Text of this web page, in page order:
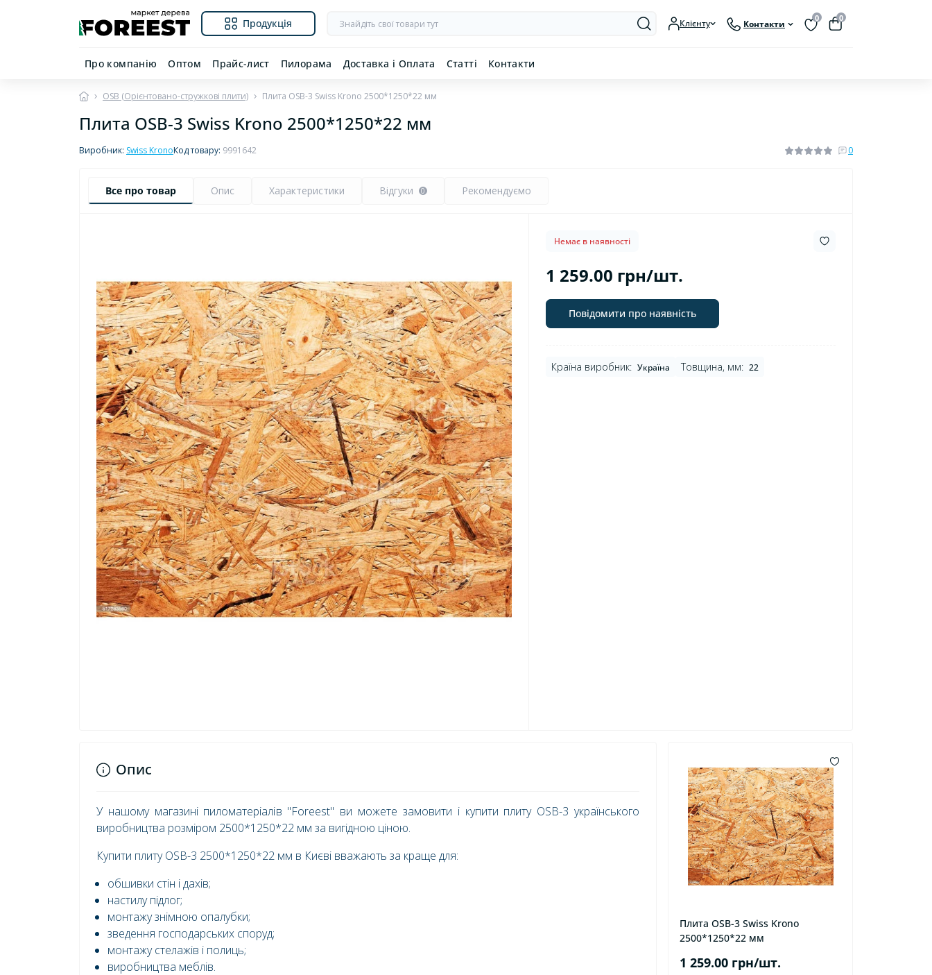
Продукція Клієнту Контакти
0 0
Про компанію Оптом Прайс-лист Пилорама Доставка і Оплата Статті Контакти
OSB (Орієнтовано-стружкові плити) Плита OSB-3 Swiss Krono 2500*1250*22 мм
Плита OSB-3 Swiss Krono 2500*1250*22 мм
Виробник: Swiss KronoКод товару: 9991642 0
Все про товар Опис Характеристики Відгуки 0 Рекомендуємо
Немає в наявності
1 259.00 грн/шт.
Повідомити про наявність
Країна виробник: Україна Товщина, мм: 22
Плита OSB-3 Swiss Krono
2500*1250*22 мм
1 259.00 грн/шт.
Опис
У нашому магазині пиломатеріалів "Foreest" ви можете замовити і купити плиту OSB-3 українського
виробництва розміром 2500*1250*22 мм за вигідною ціною.
Купити плиту OSB-3 2500*1250*22 мм в Києві вважають за краще для:
обшивки стін і дахів;
настилу підлог;
монтажу знімною опалубки;
зведення господарських споруд;
монтажу стелажів і полиць;
виробництва меблів.